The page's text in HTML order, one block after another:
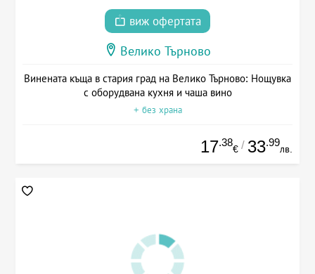
виж офертата
Велико Търново
Винената къща в стария град на Велико Търново: Нощувка
с оборудвана кухня и чаша вино
+ без храна
17.38
€ / 33.99
лв.